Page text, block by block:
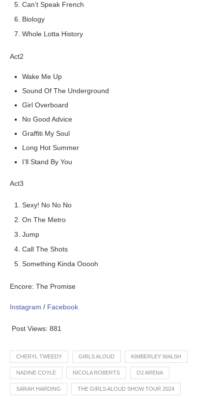
Can’t Speak French
Biology
Whole Lotta History
Act2
Wake Me Up
Sound Of The Underground
Girl Overboard
No Good Advice
Graffiti My Soul
Long Hot Summer
I’ll Stand By You
Act3
Sexy! No No No
On The Metro
Jump
Call The Shots
Something Kinda Ooooh
Encore: The Promise
Instagram / Facebook
Post Views: 881
CHERYL TWEEDY GIRLS ALOUD KIMBERLEY WALSH
NADINE COYLE NICOLA ROBERTS O2 ARENA
SARAH HARDING THE GIRLS ALOUD SHOW TOUR 2024